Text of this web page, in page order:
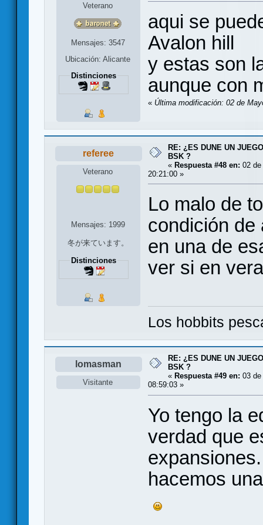
Veterano
Mensajes: 3547
Ubicación: Alicante
Distinciones
aqui se
Avalon hill
y estas son
aunque con
« Última modificación: 02 de
referee
Veterano
Mensajes: 1999
冬が来ています。
Distinciones
RE: ¿ES DUNE UN
BSK ?
« Respuesta #48 en: 02
20:21:00 »
Lo malo de
condición de
en una de
ver si en
Los hobbits
lomasman
Visitante
RE: ¿ES DUNE UN
BSK ?
« Respuesta #49 en: 03
08:59:03 »
Yo tengo la
verdad que
hacemos